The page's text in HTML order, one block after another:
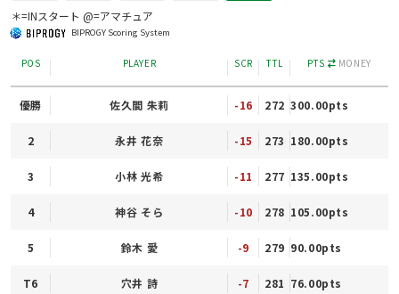
BIPROGY Scoring System
＊=INスタート @=アマチュア
POS PLAYER SCR TTL PTS MONEY
優勝 佐久間 朱莉 -16 272 300.00pts
2 永井 花奈 -15 273 180.00pts
3 小林 光希 -11 277 135.00pts
4 神谷 そら -10 278 105.00pts
5 鈴木 愛 -9 279 90.00pts
T6 穴井 詩 -7 281 76.00pts